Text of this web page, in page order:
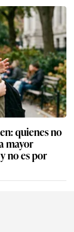
quienes no
mayor
no es por